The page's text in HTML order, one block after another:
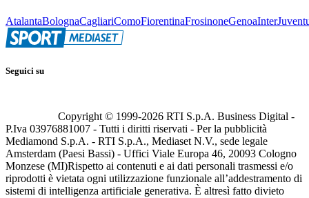
AtalantaBolognaCagliariComoFiorentinaFrosinoneGenoaInter
Seguici su
Copyright © 1999-2026 RTI S.p.A. Business Digital -
P.Iva 03976881007 - Tutti i diritti riservati - Per la pubblicità
Mediamond S.p.A. - RTI S.p.A., Mediaset N.V., sede legale
Amsterdam (Paesi Bassi) - Uffici Viale Europa 46, 20093 Cologno
Monzese (MI)Rispetto ai contenuti e ai dati personali trasmessi e/o
riprodotti è vietata ogni utilizzazione funzionale all’addestramento di
sistemi di intelligenza artificiale generativa. È altresì fatto divieto